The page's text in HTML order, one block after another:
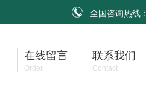
全国咨询热线：
在线留言
Order
联系我们
Contact